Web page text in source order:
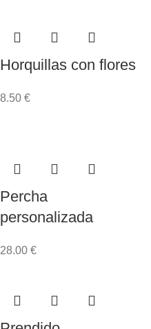
Horquillas con flores
8.50 €
Percha
personalizada
28.00 €